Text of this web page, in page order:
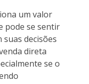
um valor
pode se sentir
decisões
direta
se o